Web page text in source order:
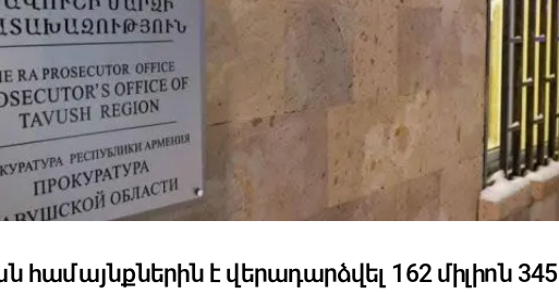
համայնքներին է վերադարձվել 162 միլիոն 345